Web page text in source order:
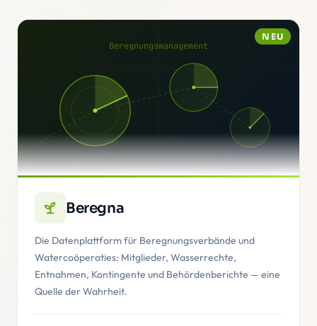
Beregnungsmanagement
NEU
Beregna
Die Datenplattform für Beregnungsverbände und
Watercoöperaties: Mitglieder, Wasserrechte,
Entnahmen, Kontingente und Behördenberichte — eine
Quelle der Wahrheit.